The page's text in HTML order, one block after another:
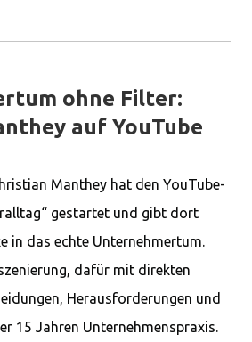
ohne Filter:
auf YouTube
Manthey hat den YouTube-
gestartet und gibt dort
in das echte Unternehmertum.
dafür mit direkten
Herausforderungen und
15 Jahren Unternehmenspraxis.